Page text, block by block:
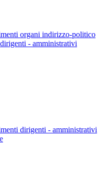
organi indirizzo-politico
- amministrativi
dirigenti - amministrativi